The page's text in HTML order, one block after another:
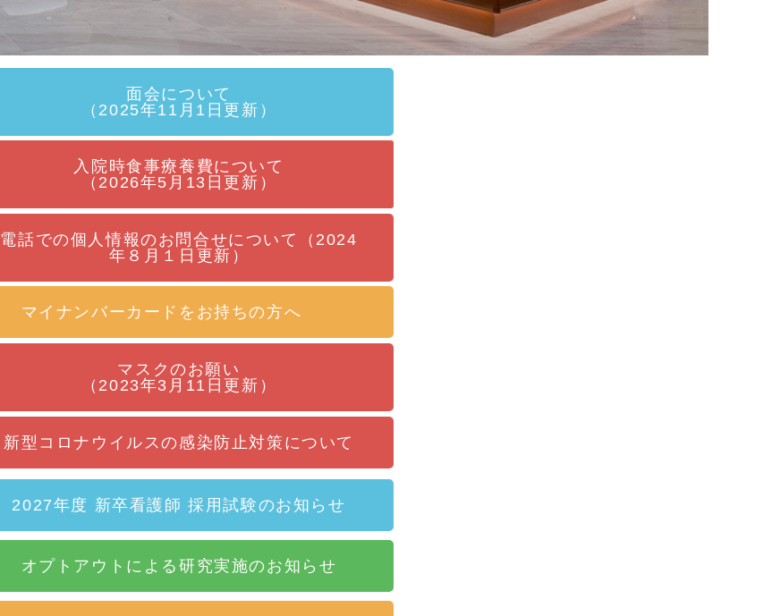
関連施設リンク
面会について
（2025年11月1日更新）
入院時食事療養費について
（2026年5月13日更新）
電話での個人情報のお問合せについて（2024
年８月１日更新）
マイナンバーカードをお持ちの方へ
マスクのお願い
（2023年3月11日更新）
新型コロナウイルスの感染防止対策について
2027年度 新卒看護師 採用試験のお知らせ
オプトアウトによる研究実施のお知らせ